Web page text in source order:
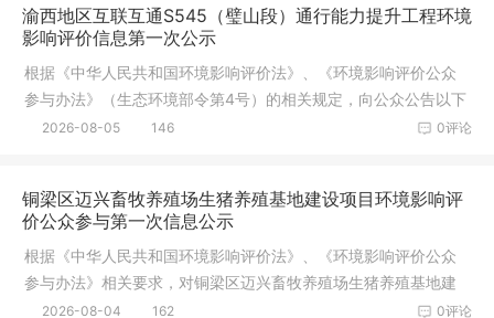
渝西地区互联互通S545（璧山段）通行能力提升工程环境
影响评价信息第一次公示
根据《中华人民共和国环境影响评价法》、《环境影响评价公众
参与办法》（生态环境部令第4号）的相关规定，向公众公告以下
信息：
0评论
2026-08-05 146
铜梁区迈兴畜牧养殖场生猪养殖基地建设项目环境影响评
价公众参与第一次信息公示
根据《中华人民共和国环境影响评价法》、《环境影响评价公众
参与办法》相关要求，对铜梁区迈兴畜牧养殖场生猪养殖基地建
设项目环
0评论
2026-08-04 162